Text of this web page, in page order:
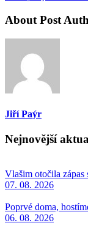
About Post
Jiří Paýr
Nejnovější
Vlašim otočila zápas
07. 08. 2026
Poprvé doma,
06. 08. 2026